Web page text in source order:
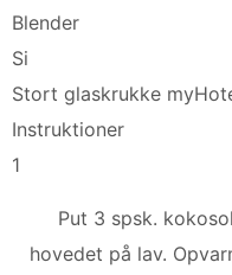
Blender
Si
Stort glaskrukke
Instruktioner
1
Put 3 spsk.
hovedet på lav.